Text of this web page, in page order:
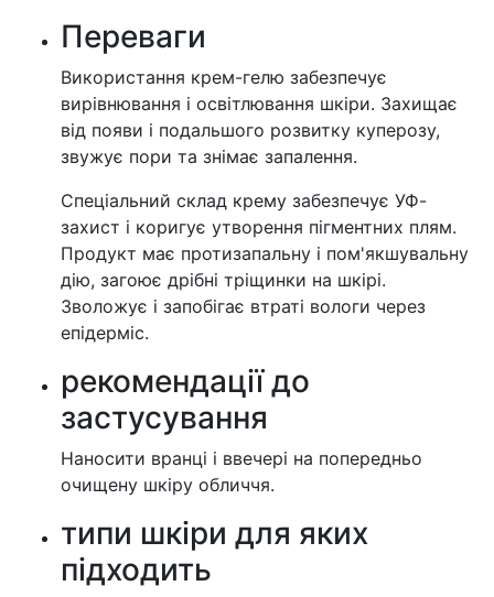
Переваги
Використання крем-гелю забезпечує
вирівнювання і освітлювання шкіри. Захищає
від появи і подальшого розвитку куперозу,
звужує пори та знімає запалення.
Спеціальний склад крему забезпечує УФ-
захист і коригує утворення пігментних плям.
Продукт має протизапальну і пом'якшувальну
дію, загоює дрібні тріщинки на шкірі.
Зволожує і запобігає втраті вологи через
епідерміс.
рекомендації до
застусування
Наносити вранці і ввечері на попередньо
очищену шкіру обличчя.
типи шкіри для яких
підходить